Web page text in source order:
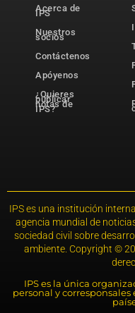
Acerca de
IPS
Nuestros
socios
Contáctenos
Apóyenos
¿Quieres
publicar
notas de
IPS?
IPS es una institución
agencia mundial de
sociedad civil sobre
ambiente. Copyright ©
IPS es la única
personal y